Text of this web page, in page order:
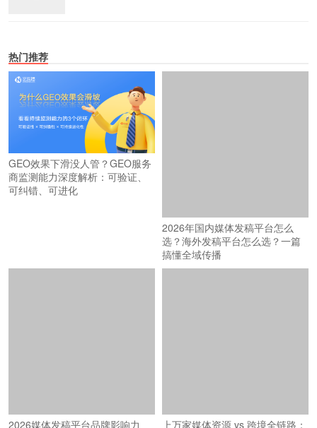
热门推荐
GEO效果下滑没人管？GEO服务
商监测能力深度解析：可验证、
可纠错、可进化